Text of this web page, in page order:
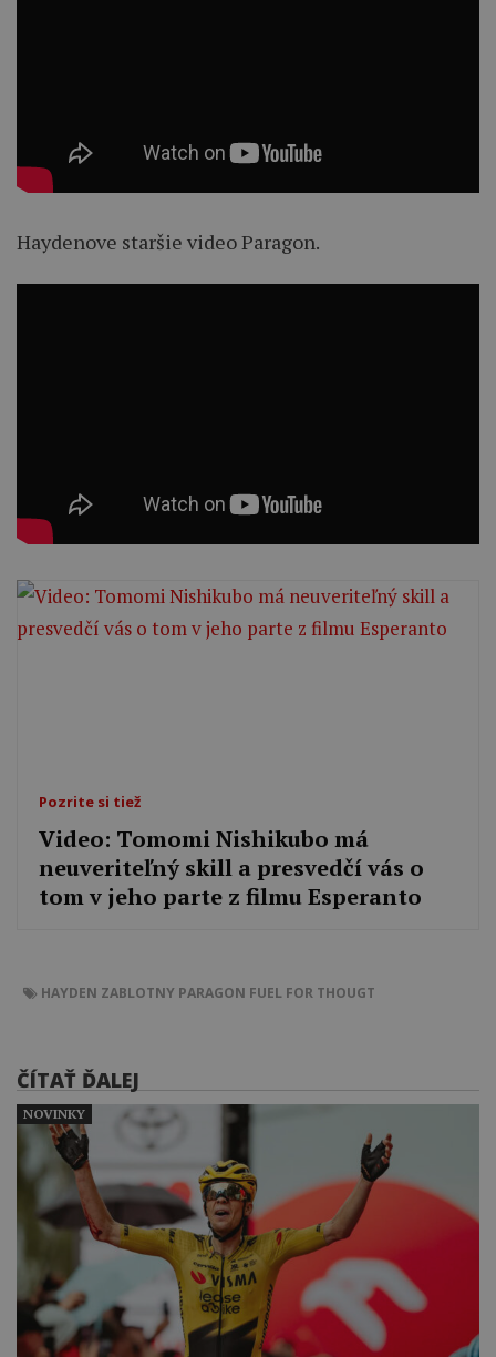
Haydenove staršie video Paragon.
Pozrite si tiež
Video: Tomomi Nishikubo má
neuveriteľný skill a presvedčí vás o
tom v jeho parte z filmu Esperanto
HAYDEN ZABLOTNY PARAGON FUEL FOR THOUGT
ČÍTAŤ ĎALEJ
NOVINKY